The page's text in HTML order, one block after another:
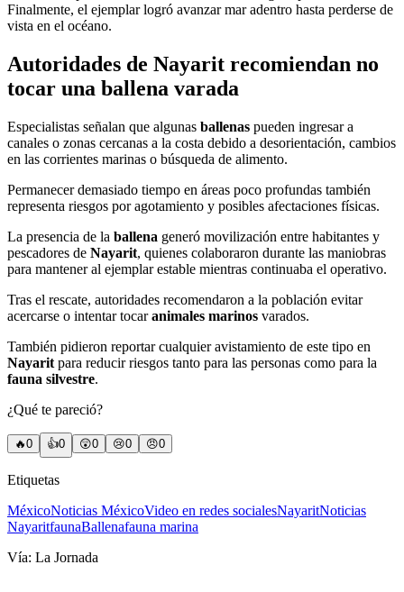
Finalmente, el ejemplar logró avanzar mar adentro hasta perderse de
vista en el océano.
Autoridades de Nayarit recomiendan no
tocar una ballena varada
Especialistas señalan que algunas ballenas pueden ingresar a
canales o zonas cercanas a la costa debido a desorientación, cambios
en las corrientes marinas o búsqueda de alimento.
Permanecer demasiado tiempo en áreas poco profundas también
representa riesgos por agotamiento y posibles afectaciones físicas.
La presencia de la ballena generó movilización entre habitantes y
pescadores de Nayarit, quienes colaboraron durante las maniobras
para mantener al ejemplar estable mientras continuaba el operativo.
Tras el rescate, autoridades recomendaron a la población evitar
acercarse o intentar tocaranimales marinos varados.
También pidieron reportar cualquier avistamiento de este tipo en
Nayarit para reducir riesgos tanto para las personas como para la
fauna silvestre.
¿Qué te pareció?
🔥0 👍0 😲0 😢0 😠0
Etiquetas
MéxicoNoticias MéxicoVideo en redes socialesNayaritNoticias
NayaritfaunaBallenafauna marina
Vía: La Jornada